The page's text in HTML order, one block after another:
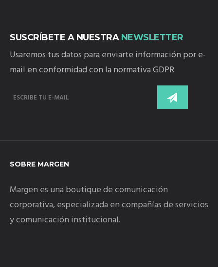
SUSCRÍBETE A NUESTRA NEWSLETTER
Usaremos tus datos para enviarte información por e-
mail en conformidad con la normativa GDPR
SOBRE MARGEN
Margen es una boutique de comunicación
corporativa, especializada en compañías de servicios
y comunicación institucional.